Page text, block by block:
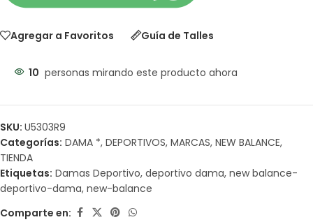
Agregar a Favoritos Guía de Talles
10 personas mirando este producto ahora
SKU: U5303R9
Categorías: DAMA *, DEPORTIVOS, MARCAS, NEW BALANCE,
TIENDA
Etiquetas: Damas Deportivo, deportivo dama, new balance-
deportivo-dama, new-balance
Comparte en: